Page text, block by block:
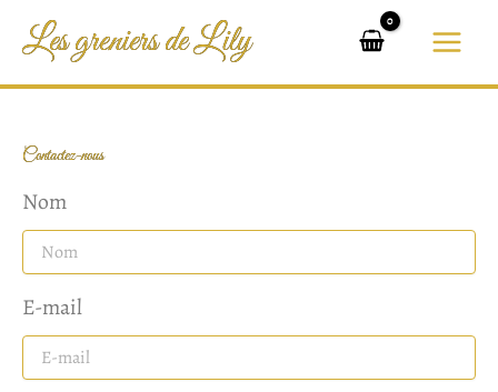
Les greniers de Lily
Contactez-nous
Nom
E-mail